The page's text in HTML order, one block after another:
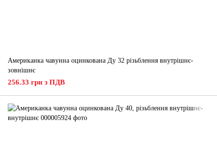
Американка чавунна оцинкована Ду 32 різьблення внутрішнє-
зовнішнє
256.33 грн з ПДВ